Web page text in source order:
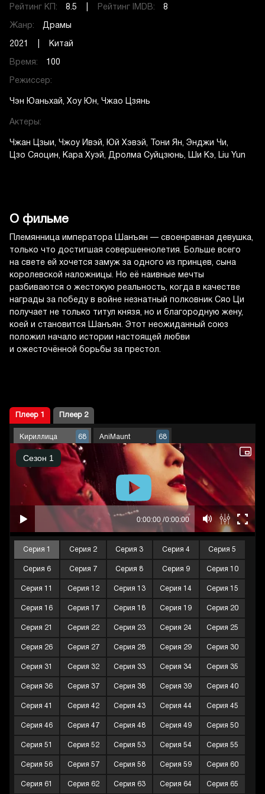
Рейтинг КП: 8.5 | Рейтинг IMDB: 8
Жанр: Драмы
2021 | Китай
Время: 100
Режиссер:
Чэн Юаньхай Хоу Юн Чжао Цзянь
Актеры:
Чжан Цзыи Чжоу Ивэй Юй Хэвэй Тони Ян
Энджи Чи
Цзо Сяоцин
Кара Хуэй Дролма Суйцзюнь Ши Кэ Liu Yun
О фильме
Племянница императора Шанъян — своенравная девушка,
только что достигшая совершеннолетия. Больше всего
на свете ей хочется замуж за одного из принцев, сына
королевской наложницы. Но её наивные мечты
разбиваются о жестокую реальность, когда в качестве
награды за победу в войне незнатный полковник Сяо Ци
получает не только титул князя, но и благородную жену,
коей и становится Шанъян. Этот неожиданный союз
положил начало истории настоящей любви
и ожесточённой борьбы за престол.
Плеер 1 Плеер 2
Кириллица 68 AniMaunt 68
Серия 1 Серия 2 Серия 3 Серия 4 Серия 5
Серия 6 Серия 7 Серия 8 Серия 9 Серия 10
Серия 11 Серия 12 Серия 13 Серия 14 Серия 15
Серия 16 Серия 17 Серия 18 Серия 19 Серия 20
Серия 21 Серия 22 Серия 23 Серия 24 Серия 25
Серия 26 Серия 27 Серия 28 Серия 29 Серия 30
Серия 31 Серия 32 Серия 33 Серия 34 Серия 35
Серия 36 Серия 37 Серия 38 Серия 39 Серия 40
Серия 41 Серия 42 Серия 43 Серия 44 Серия 45
Серия 46 Серия 47 Серия 48 Серия 49 Серия 50
Серия 51 Серия 52 Серия 53 Серия 54 Серия 55
Серия 56 Серия 57 Серия 58 Серия 59 Серия 60
Серия 61 Серия 62 Серия 63 Серия 64 Серия 65